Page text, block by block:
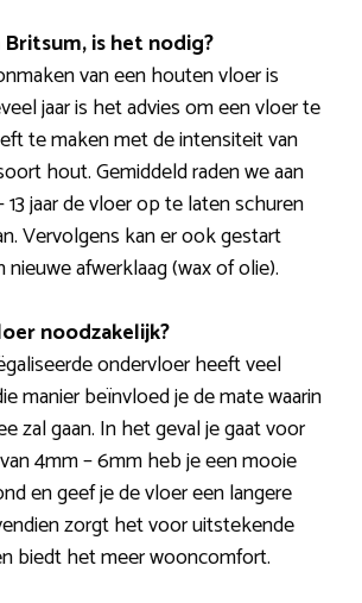
is het nodig?
van een houten vloer is
jaar is het advies om een vloer te
te maken met de intensiteit van
hout. Gemiddeld raden we aan
jaar de vloer op te laten schuren
Vervolgens kan er ook gestart
afwerklaag (wax of olie).
noodzakelijk?
ondervloer heeft veel
manier beïnvloed je de mate waarin
zal gaan. In het geval je gaat voor
4mm – 6mm heb je een mooie
en geef je de vloer een langere
zorgt het voor uitstekende
biedt het meer wooncomfort.